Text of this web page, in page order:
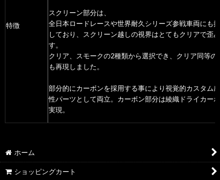
特徴
スクリーン部分は、
全日本ロードレースや世界耐久シリーズ参戦車両にも
しており、
スクリーン越しの視界はとてもクリアで歪
す。
クリア、スモークの2種類から選択でき、 クリア同等
も再現しました。
部分的にカーボンを採用する事により視覚的カスタム
性パーツとして両立。 カーボン部分は綾織ドライカー
実現。
ホーム
ショッピングカート